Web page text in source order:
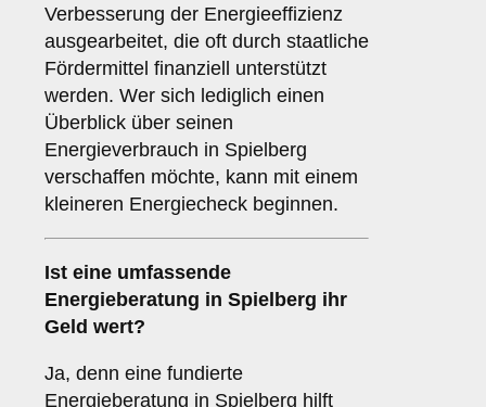
Verbesserung der Energieeffizienz
ausgearbeitet, die oft durch staatliche
Fördermittel finanziell unterstützt
werden. Wer sich lediglich einen
Überblick über seinen
Energieverbrauch in Spielberg
verschaffen möchte, kann mit einem
kleineren Energiecheck beginnen.
Ist eine umfassende
Energieberatung in Spielberg ihr
Geld wert?
Ja, denn eine fundierte
Energieberatung in Spielberg hilft